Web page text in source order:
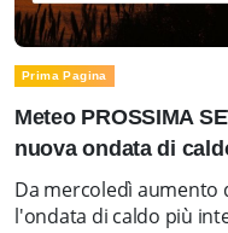
Prima Pagina
Meteo PROSSIMA
nuova ondata di
Da mercoledì aumento
l'ondata di caldo più